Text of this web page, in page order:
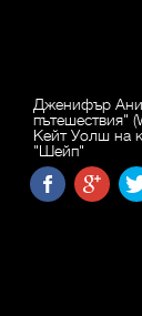
Дженифър
пътешествия"
Кейт Уолш на
"Шейп"